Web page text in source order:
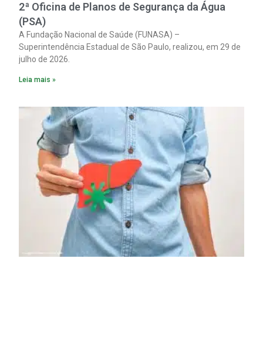
2ª Oficina de Planos de Segurança da Água
(PSA)
A Fundação Nacional de Saúde (FUNASA) –
Superintendência Estadual de São Paulo, realizou, em 29 de
julho de 2026.
Leia mais »